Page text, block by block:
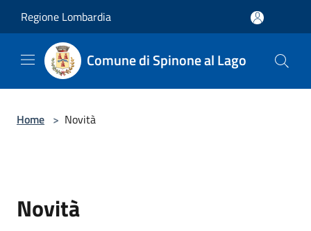
Regione Lombardia
Comune di Spinone al Lago
Home > Novità
Novità